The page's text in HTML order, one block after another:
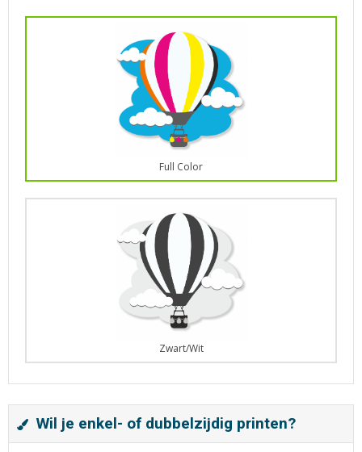
Full Color
Zwart/Wit
Wil je enkel- of dubbelzijdig printen?